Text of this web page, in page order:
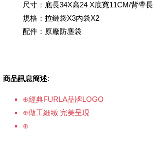
尺寸：底長34X高24 X底寬11CM/背帶
規格：拉鏈袋X3內袋X2
配件：原廠防塵袋
商品訊息簡述:
⊕經典FURLA品牌LOGO
⊕做工細緻 完美呈現
⊕